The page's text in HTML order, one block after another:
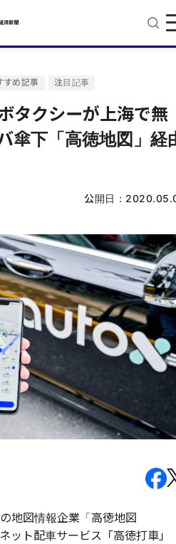
すめ記事 注目記事
タクシーが上海で無
下「高徳地図」経
公開日：
地図情報企業「高徳地図
ット配車サービス「高徳打車」